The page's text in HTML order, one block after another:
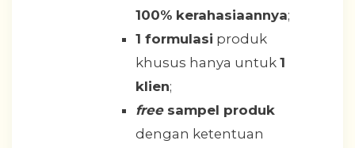
100% kerahasiaannya;
1 formulasi produk
khusus hanya untuk 1
klien;
freesampel produk
dengan ketentuan